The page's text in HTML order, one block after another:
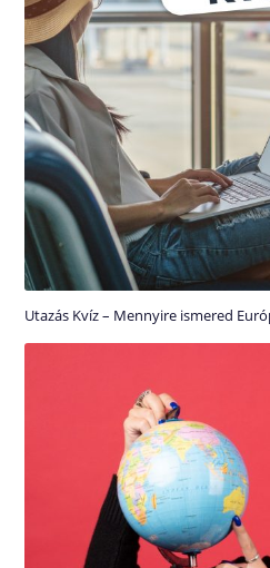
Utazás Kvíz – Mennyire ismered